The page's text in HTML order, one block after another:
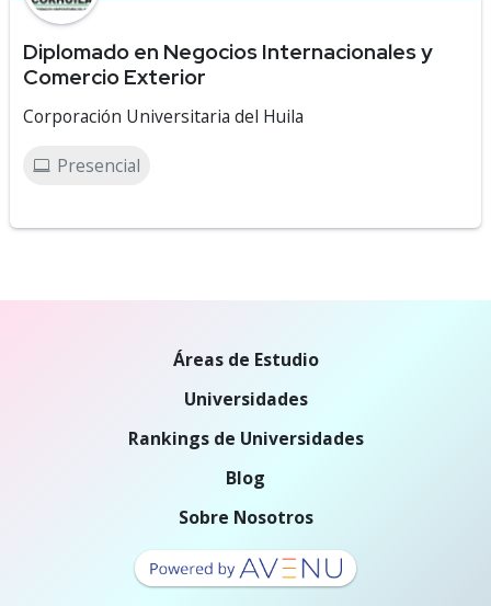
Diplomado en Negocios Internacionales y
Comercio Exterior
Corporación Universitaria del Huila
Presencial
Áreas de Estudio
Universidades
Rankings de Universidades
Blog
Sobre Nosotros